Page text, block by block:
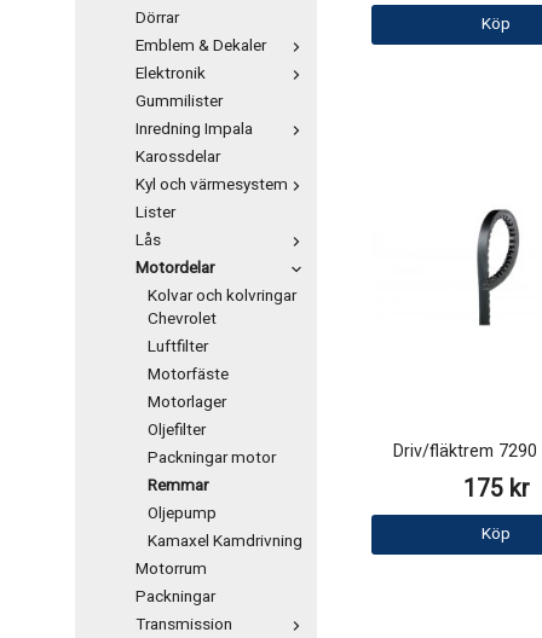
Dörrar
Emblem & Dekaler
Elektronik
Gummilister
Inredning Impala
Karossdelar
Kyl och värmesystem
Lister
Lås
Motordelar
Kolvar och kolvringar
Chevrolet
Luftfilter
Motorfäste
Motorlager
Oljefilter
Packningar motor
Remmar
Oljepump
Kamaxel Kamdrivning
Motorrum
Packningar
Transmission
Köp
Driv/fläktrem 7290
175 kr
Köp